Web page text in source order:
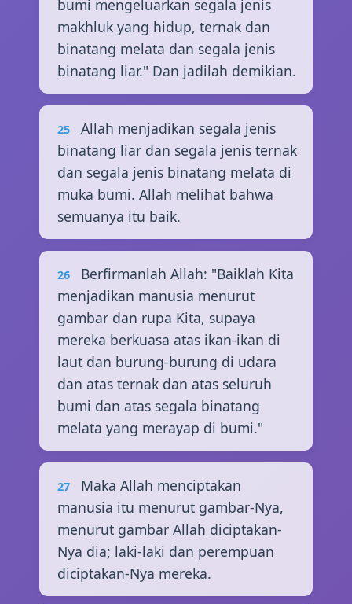
bumi mengeluarkan segala jenis
makhluk yang hidup, ternak dan
binatang melata dan segala jenis
binatang liar." Dan jadilah demikian.
25
Allah menjadikan segala jenis
binatang liar dan segala jenis ternak
dan segala jenis binatang melata di
muka bumi. Allah melihat bahwa
semuanya itu baik.
26
Berfirmanlah Allah: "Baiklah Kita
menjadikan manusia menurut
gambar dan rupa Kita, supaya
mereka berkuasa atas ikan-ikan di
laut dan burung-burung di udara
dan atas ternak dan atas seluruh
bumi dan atas segala binatang
melata yang merayap di bumi."
27
Maka Allah menciptakan
manusia itu menurut gambar-Nya,
menurut gambar Allah diciptakan-
Nya dia; laki-laki dan perempuan
diciptakan-Nya mereka.